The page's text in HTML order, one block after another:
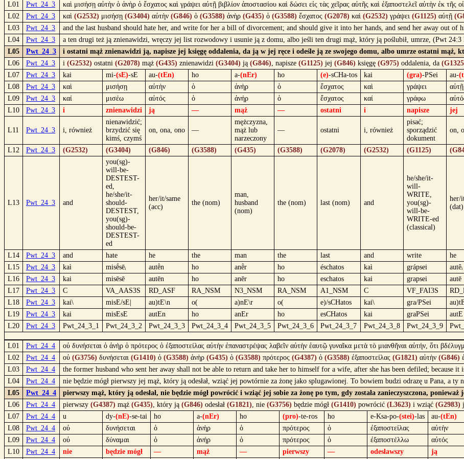
L01 Pwt_24_3
καὶ μισήσῃ αὐτὴν ὁ ἀνὴρ ὁ ἔσχατος καὶ γράψει αὐτῇ βιβλίον ἀποστασίου καὶ δώσει εἰς τὰς χεῖρας αὐτῆς καὶ ἐξαποστελεῖ αὐτὴν ἐκ
L02
Pwt_24_3 καὶ (G2532) μισήσῃ (G3404) αὐτὴν (G846) ὁ (G3588) ἀνὴρ (G435) ὁ (G3588) ἔσχατος (G2078) καὶ (G2532) γράψει (G1125) αὐτῇ
L03
Pwt_24_3
and the last husband should hate her, and write for her a bill of divorcement; and should give it into her hands, and send her away out
L04
Pwt_24_3
a ten drugi też ją znienawidzi, wręczy jej list rozwodowy i usunie ją z domu, albo jeśli ten drugi mąż, który ją poślubił, umrze, (Pwt 24:3
L05
Pwt_24_3
i ostatni mąż znienawidzi ją, napisze jej księgę oddalenia, da ją w jej ręce i odeśle ją ze swojego domu, albo umrze ostatni mąż,
L06
Pwt_24_3 i (G2532) ostatni (G2078) mąż (G435) znienawidzi (G3404) ją (G846), napisze (G1125) jej (G846) księgę (G975) oddalenia, da
L07
Pwt_24_3 kai mi-(sE)-sE au-(tEn) ho a-(nEr) ho (e)-sCHa-tos kai (gra)-PSei au-
L08
Pwt_24_3 καὶ μισήσῃ αὐτὴν ὁ ἀνὴρ ὁ ἔσχατος καὶ γράψει αὐτῇ
L09
Pwt_24_3 καί μισέω αὐτός ὁ ἀνήρ ὁ ἔσχατος καί γράφω
L10
Pwt_24_3 i znienawidzi ją — mąż — ostatni i napisze jej
L11 Pwt_24_3 i, również
nienawidzić;
brzydzić się
kimś, czymś
on, ona, ono —
mężczyzna,
mąż lub
narzeczony
— ostatni i, również
pisać;
sporządzić
dokument
on,
L12 Pwt_24_3 (G2532) (G3404) (G846) (G3588) (G435) (G3588) (G2078) (G2532) (G1125)
L13 Pwt_24_3 and
you(sg)-
will-be-
DESTEST-
ed,
he/she/it-
should-
DESTEST,
you(sg)-
should-be-
DESTEST-
ed
her/it/same
(acc)
the (nom)
man,
husband
(nom)
the (nom) last (nom) and
he/she/it-
will-
WRITE,
you(sg)-
will-be-
WRITE-ed
(classical)
her/
(dat)
L14 Pwt_24_3 and hate he the man the last and write he
L15
Pwt_24_3 kaì misḗsēᵢ autḕn ho anḕr ho éschatos kaì grápsei autêᵢ
L16
Pwt_24_3 kai misēsē autēn ho anēr ho eschatos kai grapsei autē
L17
Pwt_24_3 C VA_AAS3S RD_ASF RA_NSM N3_NSM RA_NSM A1_NSM C VF_FAI3S
L18
Pwt_24_3 kai\ misE/sE| au)tE\n o( a)nE\r o( e)/sCHatos kai\ gra/PSei
L19
Pwt_24_3 kai misEsE autEn ho anEr ho esCHatos kai graPSei autE
L20
Pwt_24_3 Pwt_24_3_1 Pwt_24_3_2 Pwt_24_3_3 Pwt_24_3_4 Pwt_24_3_5 Pwt_24_3_6 Pwt_24_3_7 Pwt_24_3_8 Pwt_24_3_9
L01 Pwt_24_4
οὐ δυνήσεται ὁ ἀνὴρ ὁ πρότερος ὁ ἐξαποστείλας αὐτὴν ἐπαναστρέψας λαβεῖν αὐτὴν ἑαυτῷ γυναῖκα μετὰ τὸ μιανθῆναι αὐτήν, ὅτι
L02
Pwt_24_4 οὐ (G3756) δυνήσεται (G1410) ὁ (G3588) ἀνὴρ (G435) ὁ (G3588) πρότερος (G4387) ὁ (G3588) ἐξαποστείλας (G1821) αὐτὴν (G846)
L03
Pwt_24_4
the former husband who sent her away shall not be able to return and take her to himself for a wife, after she has been defiled;
L04
Pwt_24_4
nie będzie mógł pierwszy jej mąż, który ją odesłał, wziąć jej powtórnie za żonę jako splugawionej. To bowiem budzi odrazę u Pana,
L05
Pwt_24_4
pierwszy mąż, który ją odesłał, nie będzie mógł powrócić i wziąć jej sobie za żonę po tym, gdy została zanieczyszczona,
L06
Pwt_24_4 pierwszy (G4387) mąż (G435), który ją (G846) odesłał (G1821), nie (G3756) będzie mógł (G1410) powrócić (L3623) i wziąć (G2983)
L07
Pwt_24_4 u dy-(nE)-se-tai ho a-(nEr) ho (pro)-te-ros ho e-Ksa-po-(stei)-las au-(tEn)
L08
Pwt_24_4 οὐ δυνήσεται ὁ ἀνὴρ ὁ πρότερος ὁ ἐξαποστείλας αὐτὴν
L09
Pwt_24_4 οὐ δύναμαι ὁ ἀνήρ ὁ πρότερος ὁ ἐξαποστέλλω αὐτός
L10
Pwt_24_4 nie będzie mógł — mąż — pierwszy — odesławszy ją